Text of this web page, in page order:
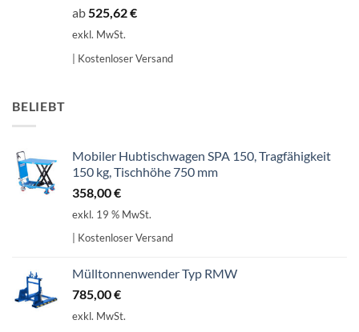
ab525,62€
exkl. MwSt.
| Kostenloser Versand
BELIEBT
Mobiler Hubtischwagen SPA 150, Tragfähigkeit
150 kg, Tischhöhe 750 mm
358,00€
exkl. 19 % MwSt.
| Kostenloser Versand
Mülltonnenwender Typ RMW
785,00€
exkl. MwSt.